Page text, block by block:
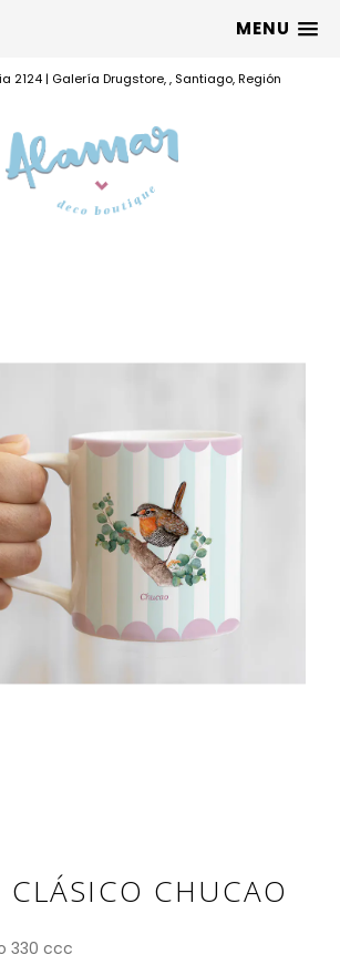
MENU
2124 | Galería Drugstore, , Santiago, Región
CHUCAO
330 ccc